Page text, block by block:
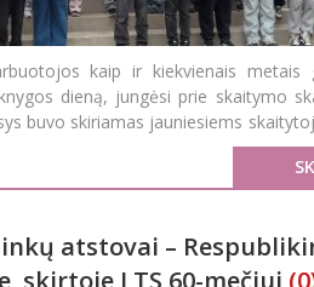
kaip ir kiekvienais metais
dieną, jungėsi prie skaitymo
buvo skiriamas jauniesiems
atstovai –